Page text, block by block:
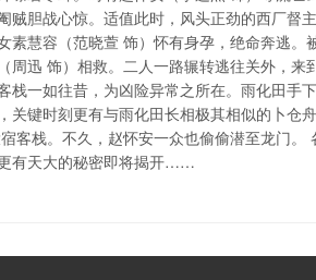
贼胆战心惊。适值此时，风头正劲的西厂督
素慧容（范晓萱 饰）怀有身孕，绝命奔逃。
周迅 饰）相救。二人一路辗转逃往关外，来
栈一如往昔，为凶险异常之所在。雨化田手
关键时刻更有与雨化田长相极其相似的卜仓
客栈。不久，赵怀安一众也偷偷潜至龙门。
有天大的秘密即将揭开……